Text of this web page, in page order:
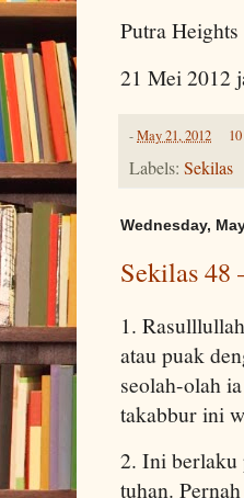
Putra Heights
21 Mei 2012
-May 21, 2012
Labels: Sekilas
Wednesday,
Sekilas 48
1.
atau puak
seolah-olah
takabbur ini
2. Ini berlaku
tuhan.